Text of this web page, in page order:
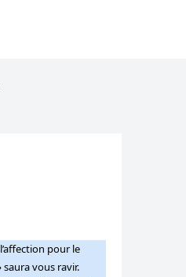
pour le
saura vous ravir.